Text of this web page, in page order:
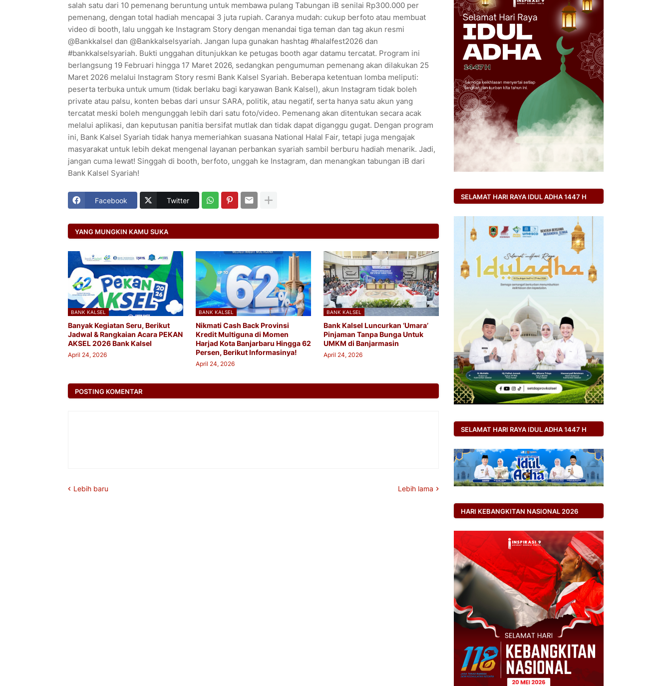
salah satu dari 10 pemenang beruntung untuk membawa pulang Tabungan iB senilai Rp300.000 per
pemenang, dengan total hadiah mencapai 3 juta rupiah. Caranya mudah: cukup berfoto atau membuat
video di booth, lalu unggah ke Instagram Story dengan menandai tiga teman dan tag akun resmi
@Bankkalsel dan @Bankkalselsyariah. Jangan lupa gunakan hashtag #halalfest2026 dan
#bankkalselsyariah. Bukti unggahan ditunjukkan ke petugas booth agar datamu tercatat. Program ini
berlangsung 19 Februari hingga 17 Maret 2026, sedangkan pengumuman pemenang akan dilakukan 25
Maret 2026 melalui Instagram Story resmi Bank Kalsel Syariah. Beberapa ketentuan lomba meliputi:
peserta terbuka untuk umum (tidak berlaku bagi karyawan Bank Kalsel), akun Instagram tidak boleh
private atau palsu, konten bebas dari unsur SARA, politik, atau negatif, serta hanya satu akun yang
tercatat meski boleh mengunggah lebih dari satu foto/video. Pemenang akan ditentukan secara acak
melalui aplikasi, dan keputusan panitia bersifat mutlak dan tidak dapat diganggu gugat. Dengan program
ini, Bank Kalsel Syariah tidak hanya memeriahkan suasana National Halal Fair, tetapi juga mengajak
masyarakat untuk lebih dekat mengenal layanan perbankan syariah sambil berburu hadiah menarik. Jadi,
jangan cuma lewat! Singgah di booth, berfoto, unggah ke Instagram, dan menangkan tabungan iB dari
Bank Kalsel Syariah!
Facebook Twitter
YANG MUNGKIN KAMU SUKA
BANK KALSEL
Banyak Kegiatan Seru, Berikut
Jadwal & Rangkaian Acara PEKAN
AKSEL 2026 Bank Kalsel
April 24, 2026
BANK KALSEL
Nikmati Cash Back Provinsi
Kredit Multiguna di Momen
Harjad Kota Banjarbaru Hingga 62
Persen, Berikut Informasinya!
April 24, 2026
BANK KALSEL
Bank Kalsel Luncurkan ‘Umara’
Pinjaman Tanpa Bunga Untuk
UMKM di Banjarmasin
April 24, 2026
POSTING KOMENTAR
Lebih baru Lebih lama
SELAMAT HARI RAYA IDUL ADHA 1447 H
SELAMAT HARI RAYA IDUL ADHA 1447 H
HARI KEBANGKITAN NASIONAL 2026